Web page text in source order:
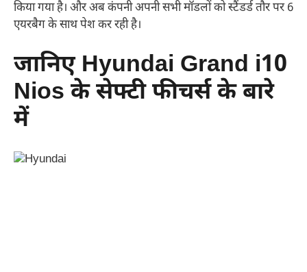
किया गया है। और अब कंपनी अपनी सभी मॉडलों को स्टैंडर्ड तौर पर 6
एयरबैग के साथ पेश कर रही है।
जानिए Hyundai Grand i10
Nios के सेफ्टी फीचर्स के बारे
में